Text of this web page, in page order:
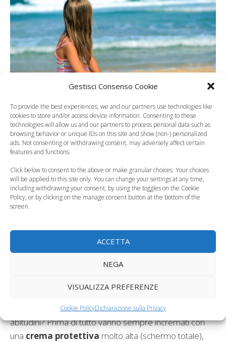
Gestisci Consenso Cookie
To provide the best experiences, we and our partners use technologies like
cookies to store and/or access device information. Consenting to these
technologies will allow us and our partners to process personal data such as
browsing behavior or unique IDs on this site and show (non-) personalized
ads. Not consenting or withdrawing consent, may adversely affect certain
features and functions.
Click below to consent to the above or make granular choices. Your choices
will be applied to this site only. You can change your settings at any time,
including withdrawing your consent, by using the toggles on the Cookie
Policy, or by clicking on the manage consent button at the bottom of the
screen.
ACCETTA
NEGA
VISUALIZZA PREFERENZE
Cookie PolicyDichiarazione sulla Privacy
Il sole sta tornando alto e con lui il pericolomelanoma
che quest’anno si presenta, per ibambini, ancora più
(Associazione dermatologi ospedalieri italiani), che con
La Roche-Posaypromuovono per il terzo anno il
progetto di sensibilizzazione ‘Myskincheck‘. I danni del
delicate: itumori della pelle, infatti, sono cresciuti del
Ricordiamo che questo melanoma è mortale e solo
cattive abitudini sotto i raggi. Quali sono queste
abitudini? Prima di tutto vanno sempre incremati con
una crema protettiva molto alta (schermo totale),